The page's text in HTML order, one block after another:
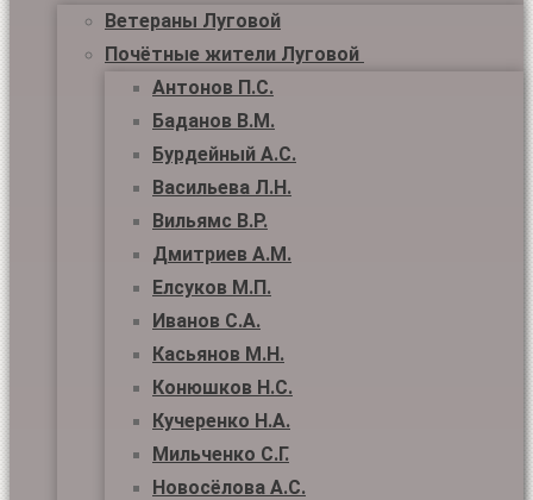
Ветераны Луговой
Почётные жители Луговой
Антонов П.С.
Баданов В.М.
Бурдейный А.С.
Васильева Л.Н.
Вильямс В.Р.
Дмитриев А.М.
Елсуков М.П.
Иванов С.А.
Касьянов М.Н.
Конюшков Н.С.
Кучеренко Н.А.
Мильченко С.Г.
Новосёлова А.С.